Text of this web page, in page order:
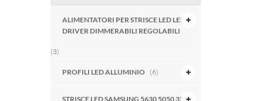
ALIMENTATORI PER STRISCE LED LED
DRIVER DIMMERABILI REGOLABILI
(3)
PROFILI LED ALLUMINIO (6)
STRISCE LED SAMSUNG 5630 5050 3528